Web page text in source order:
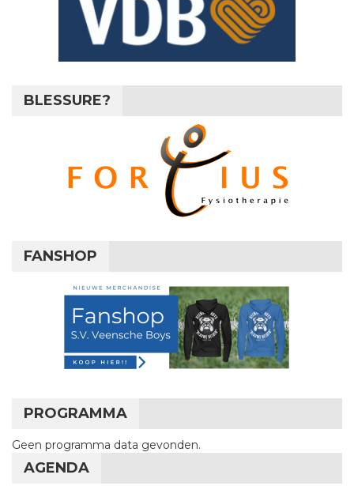
BLESSURE?
FANSHOP
PROGRAMMA
Geen programma data gevonden.
AGENDA